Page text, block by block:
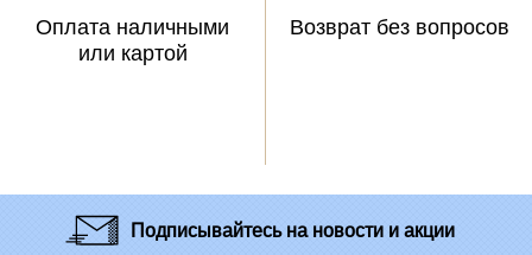
Оплата наличными
или картой
Возврат без вопросов
Подписывайтесьна новости и акции